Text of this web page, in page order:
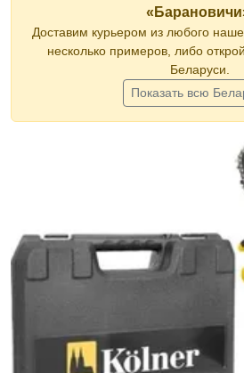
Доставим курьером из любого
несколько примеров, либо
Беларуси.
Показать всю